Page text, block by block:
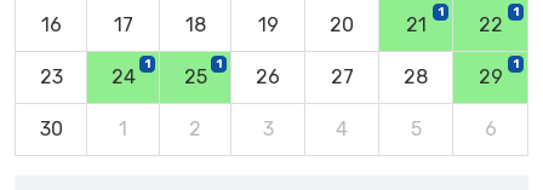
16 17 18 19 20 21
1
22
1
23 24
1
25
1
26 27 28 29
1
30 1 2 3 4 5 6